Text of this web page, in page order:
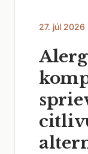
27. júl 2026